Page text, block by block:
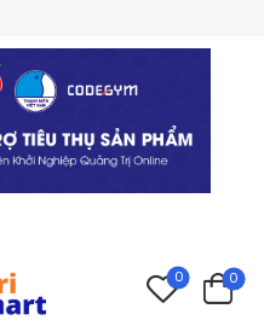
0 0